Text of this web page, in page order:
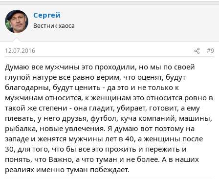
Сергей
Вестник хаоса
12.07.2016 #9
Думаю все мужчины это проходили, но мы по своей
глупой натуре все равно верим, что оценят, будут
благодарны, будут ценить - да это и не только к
мужчинам относится, к женщинам это относится ровно в
такой же степени - она гладит, убирает, готовит, а ему
плевать, у него друзья, футбол, куча компаний, машины,
рыбалка, новые увлечения. Я думаю вот поэтому на
западе и женятся мужчины лет в 40, а женщины после
30, для того, что бы все это прожить и пережить и
понять, что Важно, а что туман и не более. А в наших
реалиях именно туман побеждает.